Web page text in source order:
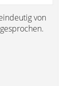
von